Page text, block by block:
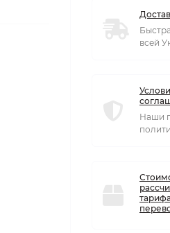
всей
Наши